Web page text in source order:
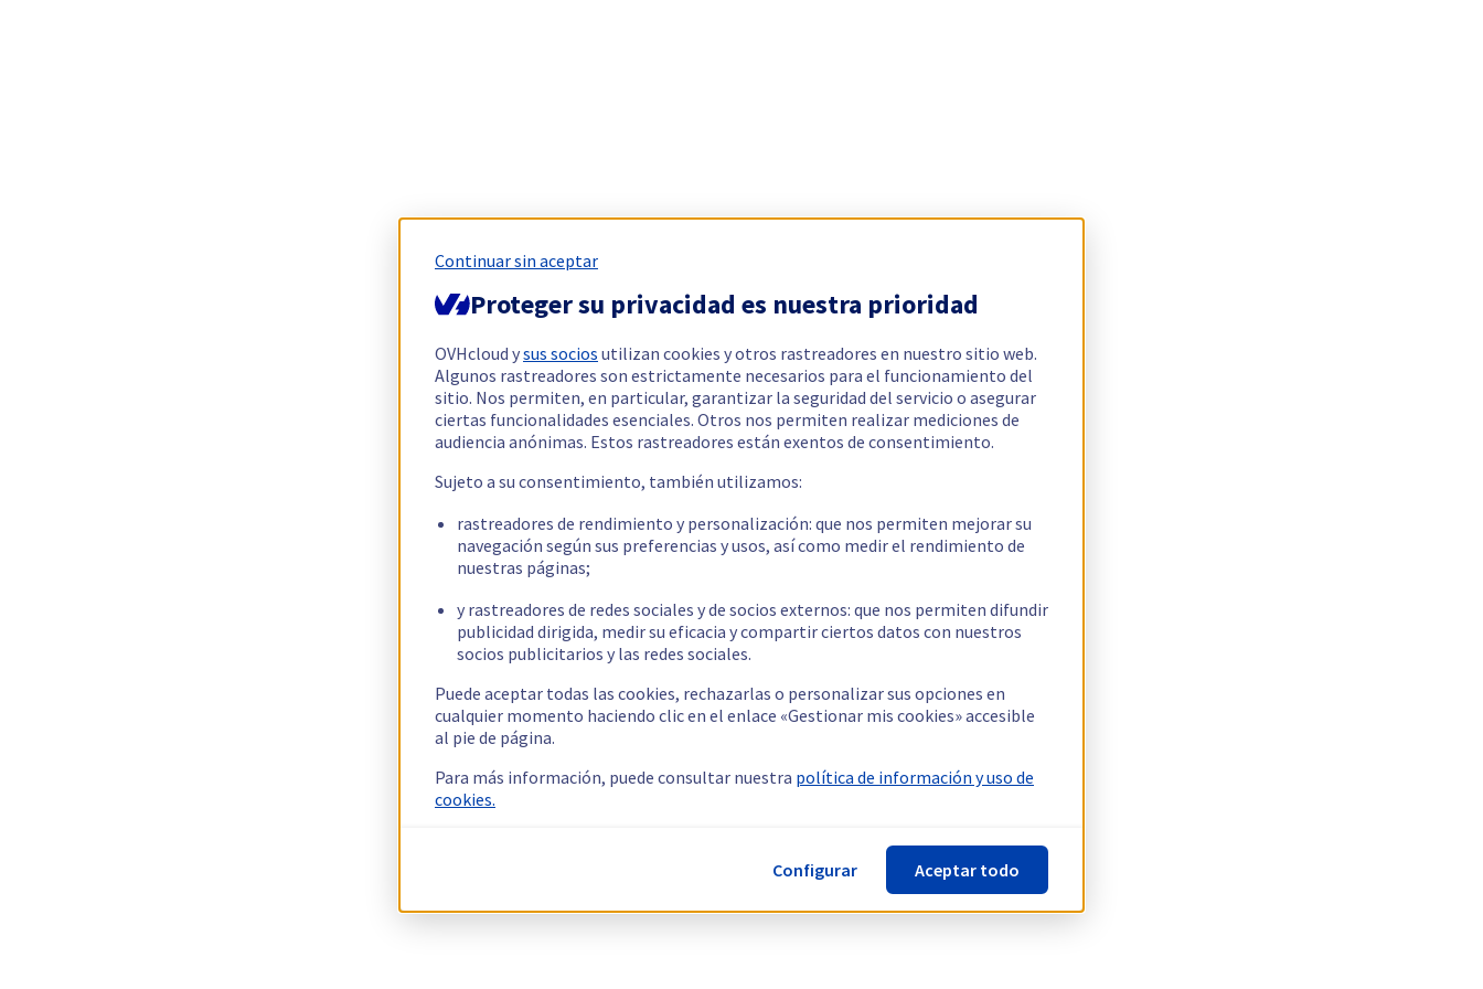
Continuar sin aceptar
Proteger su privacidad es nuestra prioridad
OVHcloud ysus socios utilizan cookies y otros rastreadores en nuestro sitio web.
Algunos rastreadores son estrictamente necesarios para el funcionamiento del
sitio. Nos permiten, en particular, garantizar la seguridad del servicio o asegurar
ciertas funcionalidades esenciales. Otros nos permiten realizar mediciones de
audiencia anónimas. Estos rastreadores están exentos de consentimiento.
Sujeto a su consentimiento, también utilizamos:
rastreadores de rendimiento y personalización: que nos permiten mejorar su
navegación según sus preferencias y usos, así como medir el rendimiento de
nuestras páginas;
y rastreadores de redes sociales y de socios externos: que nos permiten difundir
publicidad dirigida, medir su eficacia y compartir ciertos datos con nuestros
socios publicitarios y las redes sociales.
Puede aceptar todas las cookies, rechazarlas o personalizar sus opciones en
cualquier momento haciendo clic en el enlace «Gestionar mis cookies» accesible
al pie de página.
Para más información, puede consultar nuestra política de información y uso de
cookies.
Configurar Aceptar todo